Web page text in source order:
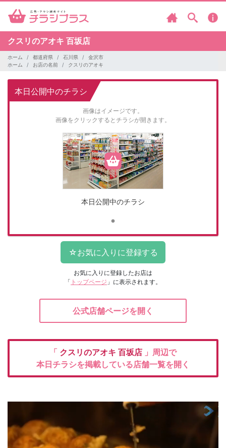
クスリのアオキ 百坂店
ホーム 都道府県 石川県
金沢市
ホーム
お店の名前 クスリのアオキ
本日公開中のチラシ
画像はイメージです。
画像をクリックするとチラシが開きます。
本日公開中のチラシ
お気に入りに登録したお店は
「 トップページ 」に表示されます。
公式店舗ページを開く
「 クスリのアオキ 百坂店 」周辺で
本日チラシを掲載している店舗一覧を開く